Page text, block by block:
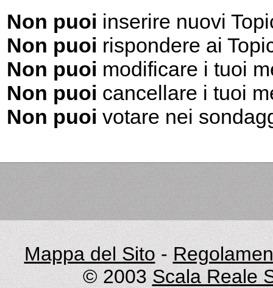
Non puoi inserire nuovi
Non puoi rispondere ai
Non puoi modificare i tuoi
Non puoi cancellare i tuoi
Non puoi votare nei
Mappa del Sito-
© 2003 Scala Reale